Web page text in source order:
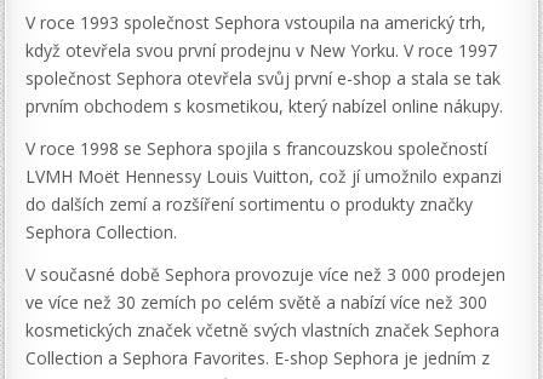
V roce 1993 společnost Sephora vstoupila na americký trh,
když otevřela svou první prodejnu v New Yorku. V roce 1997
společnost Sephora otevřela svůj první e-shop a stala se tak
prvním obchodem s kosmetikou, který nabízel online nákupy.
V roce 1998 se Sephora spojila s francouzskou společností
LVMH Moët Hennessy Louis Vuitton, což jí umožnilo expanzi
do dalších zemí a rozšíření sortimentu o produkty značky
Sephora Collection.
V současné době Sephora provozuje více než 3 000 prodejen
ve více než 30 zemích po celém světě a nabízí více než 300
kosmetických značek včetně svých vlastních značek Sephora
Collection a Sephora Favorites. E-shop Sephora je jedním z